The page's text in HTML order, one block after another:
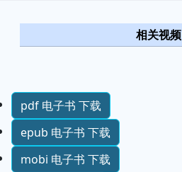
相关视频
pdf 电子书 下载
epub 电子书 下载
mobi 电子书 下载